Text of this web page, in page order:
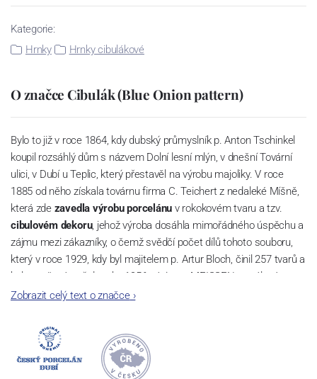
Kategorie:
Hrnky
Hrnky cibulákové
O značce Cibulák (Blue Onion pattern)
Bylo to již v roce 1864, kdy dubský průmyslník p. Anton Tschinkel
koupil rozsáhlý dům s názvem Dolní lesní mlýn, v dnešní Tovární
ulici, v Dubí u Teplic, který přestavěl na výrobu majoliky. V roce
1885 od něho získala továrnu firma C. Teichert z nedaleké Míšně,
která zde zavedla výrobu porcelánu v rokokovém tvaru a tzv.
cibulovém dekoru, jehož výroba dosáhla mimořádného úspěchu a
zájmu mezi zákazníky, o čemž svědčí počet dílů tohoto souboru,
který v roce 1929, kdy byl majitelem p. Artur Bloch, činil 257 tvarů a
byl označován až do roku 1956 nápisem MEISSEN v oválovém
rámečku.
počet jeho dílů v cibulovém provedení je 850 tvarů. Tyto výrobky
jsou garantovány Asociací sklářského a keramického průmyslu
České republiky jako „Český výrobek
Zobrazit celý text o značce›